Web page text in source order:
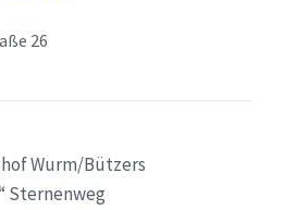
26
Wurm/Bützers
Sternenweg